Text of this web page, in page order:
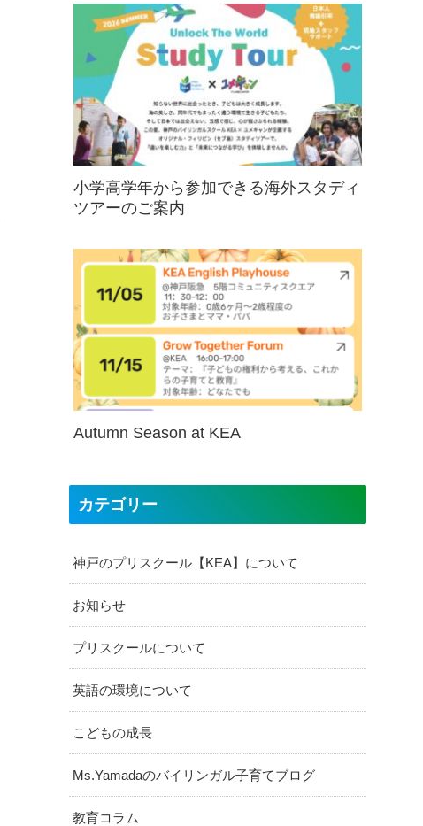
小学高学年から参加できる海外スタディ
ツアーのご案内
Autumn Season at KEA
カテゴリー
神戸のプリスクール【KEA】について
お知らせ
プリスクールについて
英語の環境について
こどもの成長
Ms.Yamadaのバイリンガル子育てブログ
教育コラム